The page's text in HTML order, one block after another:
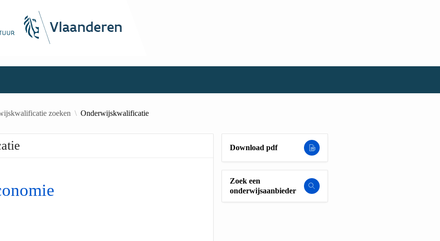
zoeken Onderwijskwalificatie
Download pdf
Zoek een
onderwijsaanbieder